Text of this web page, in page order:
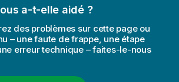
a-t-elle aidé ?
des problèmes sur cette page ou
– une faute de frappe, une étape
erreur technique – faites-le-nous